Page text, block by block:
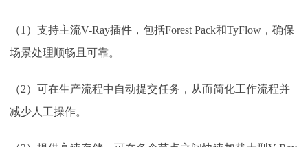
（1 ） 支持主流V-Ray插件，包括Forest Pack和TyFlow，确保
场景处理顺畅且可靠。
（2） 可在生产流程中自动提交任务，从而简化工作流程并
减少人工操作。